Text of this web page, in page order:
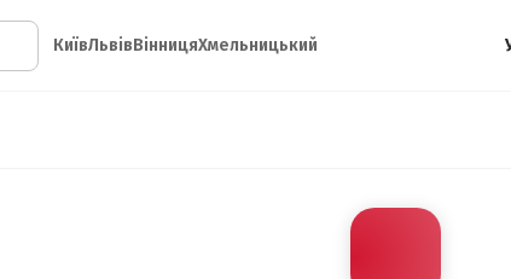
КиївЛьвівВінницяХмельницький